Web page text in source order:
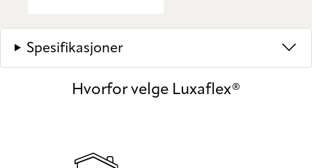
Spesifikasjoner
Hvorfor velge Luxaflex®